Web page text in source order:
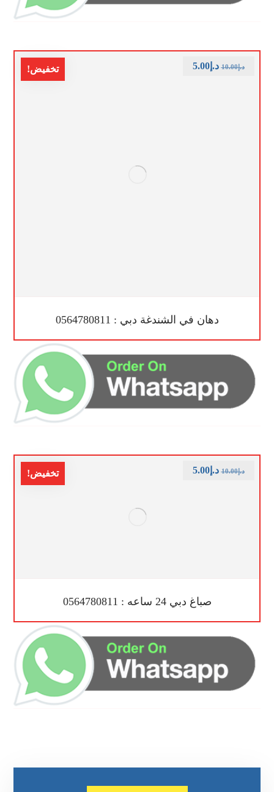
تخفيض!
دهان في الشندغة دبي : 0564780811
د.إ10.00 د.إ5.00
تخفيض!
صباغ دبي 24 ساعه : 0564780811
د.إ10.00 د.إ5.00